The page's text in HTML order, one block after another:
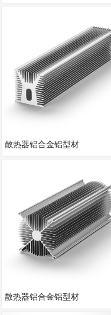
散热器铝合金铝型材
散热器铝合金铝型材